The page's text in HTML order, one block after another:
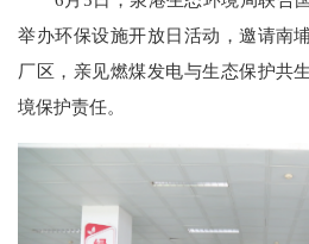
举办环保设施开放日活动，邀请南
厂区，亲见燃煤发电与生态保护共
境保护责任。